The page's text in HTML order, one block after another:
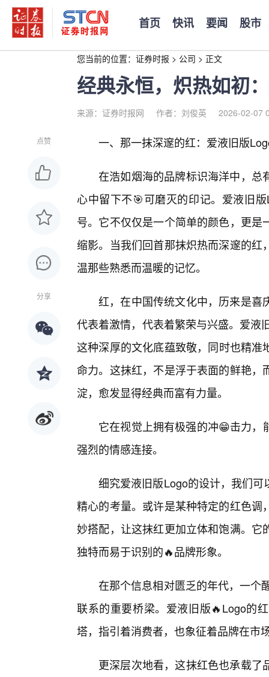
首页 快讯 要闻 股市
您当前的位置： 证券时报 > 公司 > 正文
经典永恒，炽热如初
来源：证券时报网 作者：刘俊英 2026-02-07
点赞
分享
一、那一抹深邃的红：爱液旧版
在浩如烟海的品牌标识海洋中，总
心中留下不🎯可磨灭的印记。爱液旧
号。它不仅仅是一个简单的颜色，更
缩影。当我们回首那抹炽热而深邃的
温那些熟悉而温暖的记忆。
红，在中国传统文化中，历来是喜
代表着激情，代表着繁荣与兴盛。爱液
这种深厚的文化底蕴致敬，同时也精
命力。这抹红，不是浮于表面的鲜艳
淀，愈发显得经典而富有力量。
它在视觉上拥有极强的冲😁击力
强烈的情感连接。
细究爱液旧版Logo的设计，我们
精心的考量。或许是某种特定的红色
妙搭配，让这抹红更加立体和饱满。
独特而易于识别的🔥品牌形象。
在那个信息相对匮乏的年代，一个
联系的重要桥梁。爱液旧版🔥Logo的
塔，指引着消费者，也象征着品牌在市
更深层次地看，这抹红色也承载